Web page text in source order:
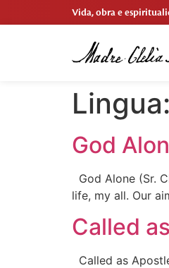
Vida, obra e
Lingua:
God
God Alone (Sr.
life, my all. Our
Called
Called as